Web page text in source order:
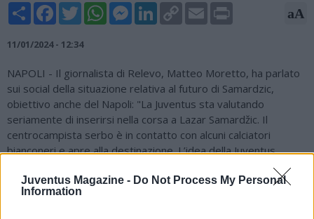
Juventus Magazine - Do Not Process My Personal
Information
Share FacebookTwitterWhatsAppMessengerLinkedInCopy
Link
Email aA
11/01/2024 - 12:34
NAPOLI - Il giornalista di Relevo, Matteo Moretto, ha parlato
sui social della situazione relativa al futuro di Samardzic,
obiettivo anche del Napoli: "La Juventus sta valutando
seriamente di inserirsi nella corsa a Lazar Samardžic. Il
centrocampista serbo è in contatto con alcuni calciatori
bianconeri e apre alla destinazione. L’idea della Juventus
sarebbe quella di bloccarlo ora per giugno ma il ragazzo
preme per lasciare Udine già da ora".